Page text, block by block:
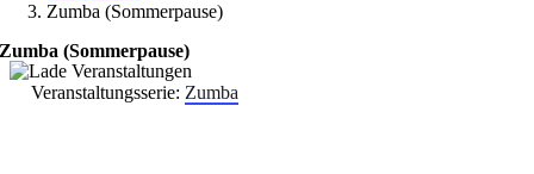
Zumba (Sommerpause)
Zumba (Sommerpause)
Veranstaltungsserie: Zumba